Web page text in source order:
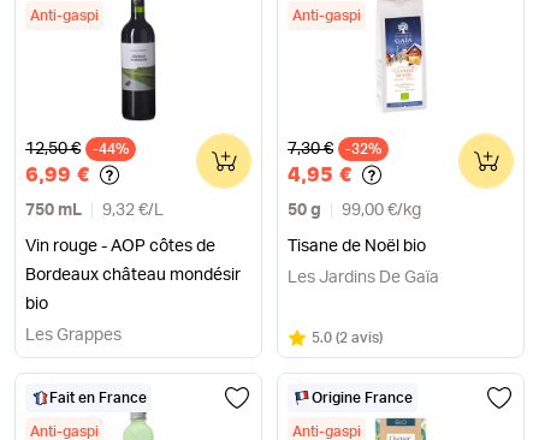
Anti-gaspi
Ancien prix
12,50 € -44%
6,99 €
750 mL 9,32 €/ L
Vin rouge - AOP côtes de
Bordeaux château mondésir
bio
0
Les Grappes
Anti-gaspi
Ancien prix
7,30 € -32%
4,95 €
50 g 99,00 €/ kg
Tisane de Noël bio
0
Les Jardins De Gaïa
Note
5.0 sur 5
(2 avis)
Fait en France
Anti-gaspi
Origine France
Anti-gaspi